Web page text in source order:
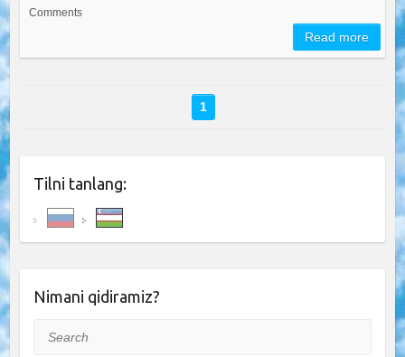
Comments
Read more
1
Tilni tanlang:
Nimani qidiramiz?
Search